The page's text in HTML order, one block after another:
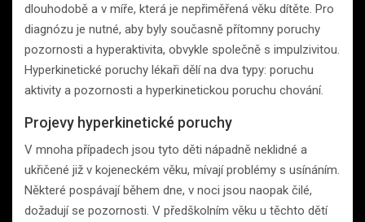
dlouhodobě a v míře, která je nepřiměřená věku dítěte. Pro
diagnózu je nutné, aby byly současně přítomny poruchy
pozornosti a hyperaktivita, obvykle společně s impulzivitou.
Hyperkinetické poruchy lékaři dělí na dva typy: poruchu
aktivity a pozornosti a hyperkinetickou poruchu chování.
Projevy hyperkinetické poruchy
V mnoha případech jsou tyto děti nápadně neklidné a
ukřičené již v kojeneckém věku, mívají problémy s usínáním.
Některé pospávají během dne, v noci jsou naopak čilé,
dožadují se pozornosti. V předškolním věku u těchto dětí